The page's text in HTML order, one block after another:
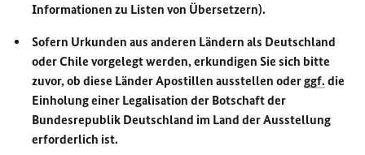
Informationen zu Listen von Übersetzern).
Sofern Urkunden aus anderen Ländern als Deutschland
oder Chile vorgelegt werden, erkundigen Sie sich bitte
zuvor, ob diese Länder Apostillen ausstellen oderggf. die
Einholung einer Legalisation der Botschaft der
Bundesrepublik Deutschland im Land der Ausstellung
erforderlich ist.